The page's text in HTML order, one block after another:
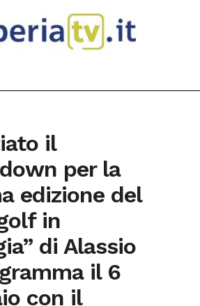
il
per la
edizione del
in
di Alassio
il 6
con il